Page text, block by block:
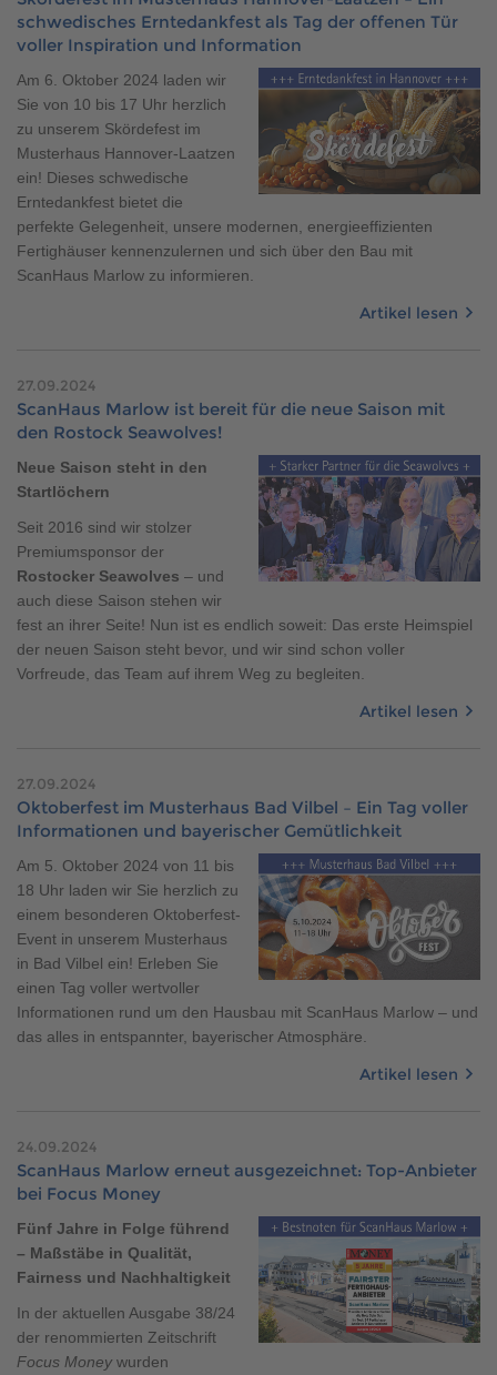
schwedisches Erntedankfest als Tag der offenen Tür
voller Inspiration und Information
Am 6. Oktober 2024 laden wir
Sie von 10 bis 17 Uhr herzlich
zu unserem Skördefest im
Musterhaus Hannover-Laatzen
ein! Dieses schwedische
Erntedankfest bietet die
perfekte Gelegenheit, unsere modernen, energieeffizienten
Fertighäuser kennenzulernen und sich über den Bau mit
ScanHaus Marlow zu informieren.
Artikel lesen
27.09.2024
ScanHaus Marlow ist bereit für die neue Saison mit
den Rostock Seawolves!
Neue Saison steht in den
Startlöchern
Seit 2016 sind wir stolzer
Premiumsponsor der
Rostocker Seawolves – und
auch diese Saison stehen wir
fest an ihrer Seite! Nun ist es endlich soweit: Das erste Heimspiel
der neuen Saison steht bevor, und wir sind schon voller
Vorfreude, das Team auf ihrem Weg zu begleiten.
Artikel lesen
27.09.2024
Oktoberfest im Musterhaus Bad Vilbel – Ein Tag voller
Informationen und bayerischer Gemütlichkeit
Am 5. Oktober 2024 von 11 bis
18 Uhr laden wir Sie herzlich zu
einem besonderen Oktoberfest-
Event in unserem Musterhaus
in Bad Vilbel ein! Erleben Sie
einen Tag voller wertvoller
Informationen rund um den Hausbau mit ScanHaus Marlow – und
das alles in entspannter, bayerischer Atmosphäre.
Artikel lesen
24.09.2024
ScanHaus Marlow erneut ausgezeichnet: Top-Anbieter
bei Focus Money
Fünf Jahre in Folge führend
– Maßstäbe in Qualität,
Fairness und Nachhaltigkeit
In der aktuellen Ausgabe 38/24
der renommierten Zeitschrift
Focus Money wurden